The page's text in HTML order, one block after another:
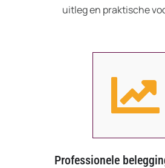
uitleg en praktische
Professionele